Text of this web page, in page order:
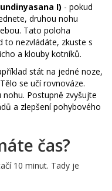
I) - pokud
druhou nohu
Tato poloha
to nezvládáte, zkuste s
a klouby kotníků.
stát na jedné noze,
se učí rovnováze.
Postupně zvyšujte
a zlepšení pohybového
čas?
10 minut. Tady je